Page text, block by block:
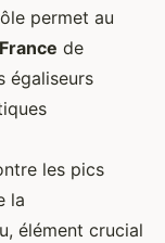
permet au
de
égaliseurs
les pics
la
élément crucial